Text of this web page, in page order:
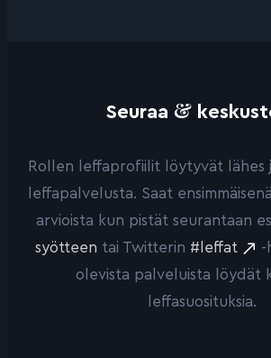
Seuraa &
Rollen leffaprofiilit löytyvät lähes
leffapalvelusta. Saat
arvioista kun pistät seurantaan
syötteen tai Twitterin #leffat
-
olevista palveluista löydät
leffasuosituksia.